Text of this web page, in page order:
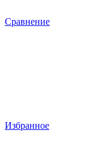
Сравнение
Избранное